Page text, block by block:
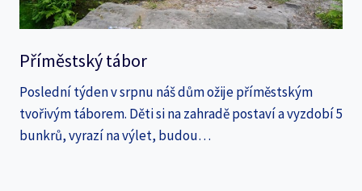
Příměstský tábor
Poslední týden v srpnu náš dům ožije příměstským
tvořivým táborem. Děti si na zahradě postaví a vyzdobí 5
bunkrů, vyrazí na výlet, budou…